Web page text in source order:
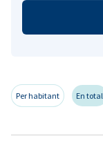
Per habitant En total